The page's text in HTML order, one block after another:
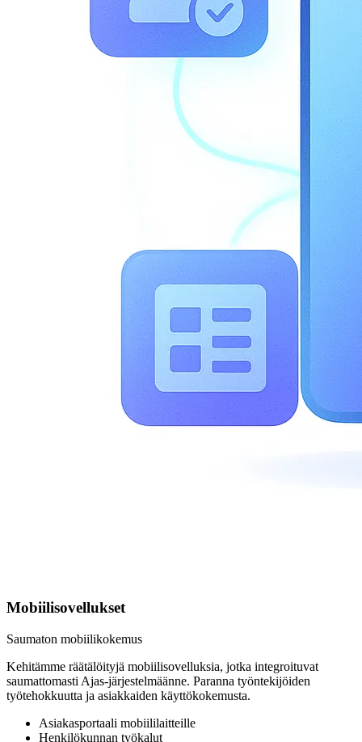
Mobiilisovellukset
Saumaton mobiilikokemus
Kehitämme räätälöityjä mobiilisovelluksia, jotka integroituvat
saumattomasti Ajas-järjestelmäänne. Paranna työntekijöiden
työtehokkuutta ja asiakkaiden käyttökokemusta.
Asiakasportaali mobiililaitteille
Henkilökunnan työkalut